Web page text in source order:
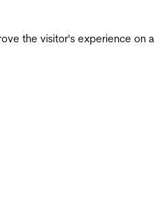
the visitor's experience on a